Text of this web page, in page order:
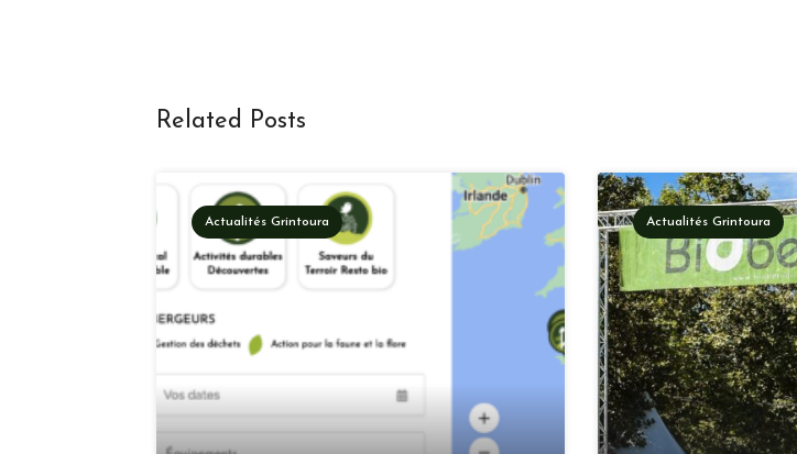
Related Posts
Actualités Grintoura Actualités Grintoura